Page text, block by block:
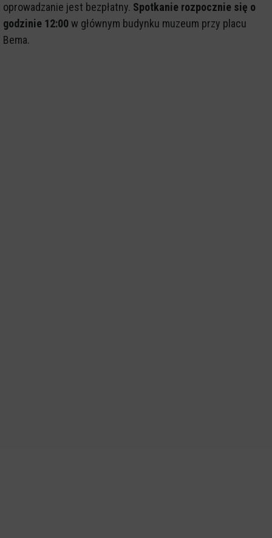
oprowadzanie jest bezpłatny. Spotkanie rozpocznie się o
godzinie 12:00w głównym budynku muzeum przy placu
Bema.